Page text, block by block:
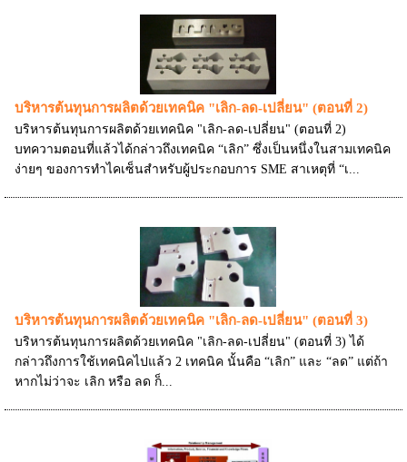
บริหารต้นทุนการผลิตด้วยเทคนิค "เลิก-ลด-เปลี่ยน" (ตอนที่ 2)
บริหารต้นทุนการผลิตด้วยเทคนิค "เลิก-ลด-เปลี่ยน" (ตอนที่ 2)
บทความตอนที่แล้วได้กล่าวถึงเทคนิค “เลิก” ซึ่งเป็นหนึ่งในสามเทคนิค
ง่ายๆ ของการทำไคเซ็นสำหรับผู้ประกอบการ SME สาเหตุที่ “เ...
บริหารต้นทุนการผลิตด้วยเทคนิค "เลิก-ลด-เปลี่ยน" (ตอนที่ 3)
บริหารต้นทุนการผลิตด้วยเทคนิค "เลิก-ลด-เปลี่ยน" (ตอนที่ 3) ได้
กล่าวถึงการใช้เทคนิคไปแล้ว 2 เทคนิค นั้นคือ “เลิก” และ “ลด” แต่ถ้า
หากไม่ว่าจะ เลิก หรือ ลด ก็...